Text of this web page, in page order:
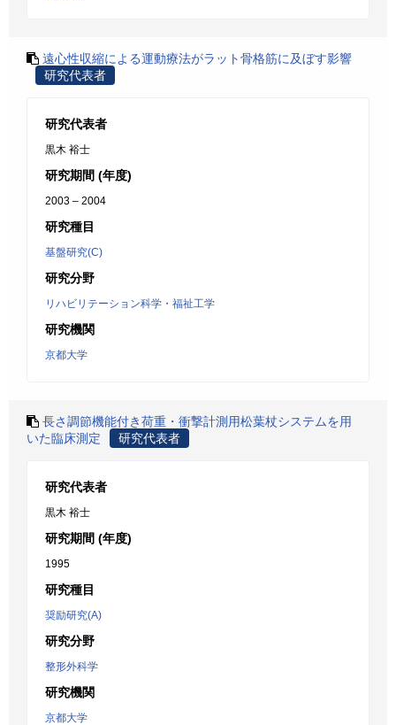
遠心性収縮による運動療法がラット骨格筋に及ぼす影響
研究代表者
研究代表者
黒木 裕士
研究期間 (年度)
2003 – 2004
研究種目
基盤研究(C)
研究分野
リハビリテーション科学・福祉工学
研究機関
京都大学
長さ調節機能付き荷重・衝撃計測用松葉杖システムを用
いた臨床測定
研究代表者
研究代表者
黒木 裕士
研究期間 (年度)
1995
研究種目
奨励研究(A)
研究分野
整形外科学
研究機関
京都大学